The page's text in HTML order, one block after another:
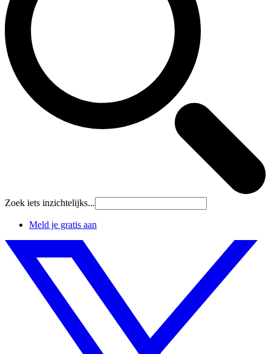
Zoek iets inzichtelijks...
Meld je gratis aan